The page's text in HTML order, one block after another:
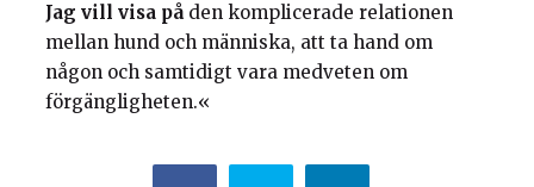
Jag vill visa på den komplicerade relationen
mellan hund och människa, att ta hand om
någon och samtidigt vara medveten om
förgängligheten.«